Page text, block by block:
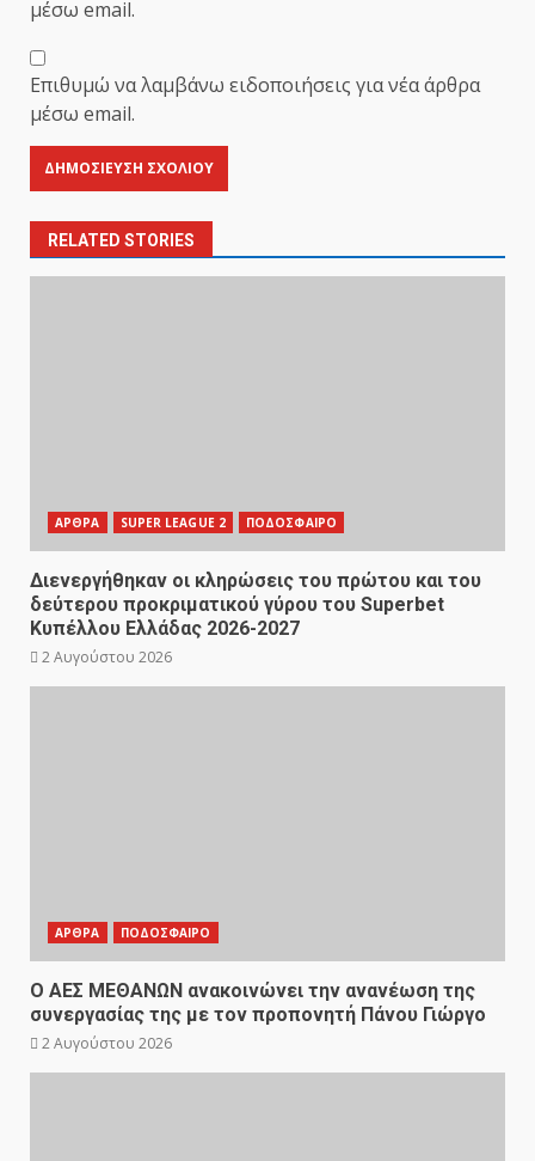
μέσω email.
Επιθυμώ να λαμβάνω ειδοποιήσεις για νέα άρθρα
μέσω email.
RELATED STORIES
ΑΡΘΡΑ SUPER LEAGUE 2 ΠΟΔΟΣΦΑΙΡΟ
Διενεργήθηκαν οι κληρώσεις του πρώτου και του
δεύτερου προκριματικού γύρου του Superbet
Κυπέλλου Ελλάδας 2026-2027
2 Αυγούστου 2026
ΑΡΘΡΑ ΠΟΔΟΣΦΑΙΡΟ
Ο ΑΕΣ ΜΕΘΑΝΩΝ ανακοινώνει την ανανέωση της
συνεργασίας της με τον προπονητή Πάνου Γιώργο
2 Αυγούστου 2026